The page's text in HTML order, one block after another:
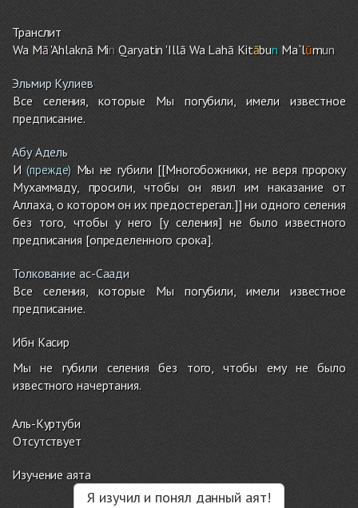
Транслит
Wa Mā'Ahlaknā Min Qaryatin 'Illā Wa Lahā Kitābun Ma`lūmun
Эльмир Кулиев
Все селения, которые Мы погубили, имели известное
предписание.
Абу Адель
И(прежде) Мы не губили [[Многобожники, не веря пророку
Мухаммаду, просили, чтобы он явил им наказание от
Аллаха, о котором он их предостерегал.]] ни одного селения
без того, чтобы у него [у селения] не было известного
предписания [определенного срока].
Толкование ас-Саади
Все селения, которые Мы погубили, имели известное
предписание.
Ибн Касир
Мы не губили селения без того, чтобы ему не было
известного начертания.
Аль-Куртуби
Отсутствует
Изучение аята
Я изучил и понял данный аят!